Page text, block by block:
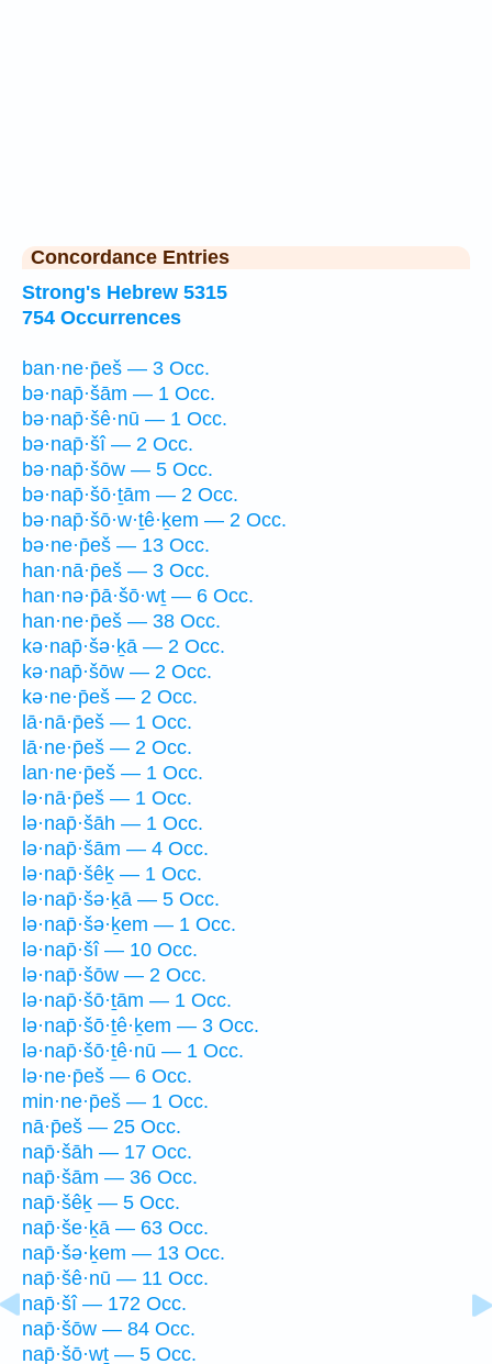
Concordance Entries
Strong's Hebrew 5315
754 Occurrences
ban·ne·p̄eš — 3 Occ.
bə·nap̄·šām — 1 Occ.
bə·nap̄·šê·nū — 1 Occ.
bə·nap̄·šî — 2 Occ.
bə·nap̄·šōw — 5 Occ.
bə·nap̄·šō·ṯām — 2 Occ.
bə·nap̄·šō·w·ṯê·ḵem — 2 Occ.
bə·ne·p̄eš — 13 Occ.
han·nā·p̄eš — 3 Occ.
han·nə·p̄ā·šō·wṯ — 6 Occ.
han·ne·p̄eš — 38 Occ.
kə·nap̄·šə·ḵā — 2 Occ.
kə·nap̄·šōw — 2 Occ.
kə·ne·p̄eš — 2 Occ.
lā·nā·p̄eš — 1 Occ.
lā·ne·p̄eš — 2 Occ.
lan·ne·p̄eš — 1 Occ.
lə·nā·p̄eš — 1 Occ.
lə·nap̄·šāh — 1 Occ.
lə·nap̄·šām — 4 Occ.
lə·nap̄·šêḵ — 1 Occ.
lə·nap̄·šə·ḵā — 5 Occ.
lə·nap̄·šə·ḵem — 1 Occ.
lə·nap̄·šî — 10 Occ.
lə·nap̄·šōw — 2 Occ.
lə·nap̄·šō·ṯām — 1 Occ.
lə·nap̄·šō·ṯê·ḵem — 3 Occ.
lə·nap̄·šō·ṯê·nū — 1 Occ.
lə·ne·p̄eš — 6 Occ.
min·ne·p̄eš — 1 Occ.
nā·p̄eš — 25 Occ.
nap̄·šāh — 17 Occ.
nap̄·šām — 36 Occ.
nap̄·šêḵ — 5 Occ.
nap̄·še·ḵā — 63 Occ.
nap̄·šə·ḵem — 13 Occ.
nap̄·šê·nū — 11 Occ.
nap̄·šî — 172 Occ.
nap̄·šōw — 84 Occ.
nap̄·šō·wṯ — 5 Occ.